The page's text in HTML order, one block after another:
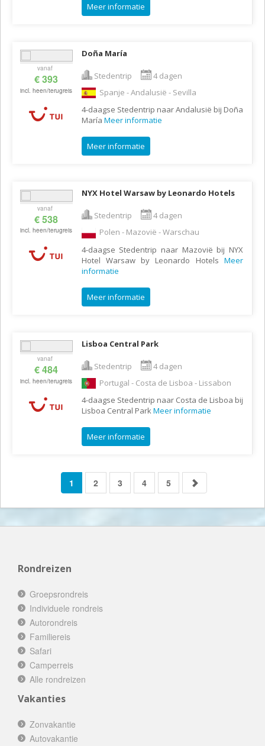
Meer informatie
vanaf
€ 393
incl. heen/terugreis
Doña María
Stedentrip
4 dagen
Spanje - Andalusië - Sevilla
4-daagse Stedentrip naar Andalusië bij Doña
María Meer informatie
Meer informatie
vanaf
€ 538
incl. heen/terugreis
NYX Hotel Warsaw by Leonardo Hotels
Stedentrip
4 dagen
Polen - Mazovië - Warschau
4-daagse Stedentrip naar Mazovië bij NYX
Hotel Warsaw by Leonardo Hotels Meer
informatie
Meer informatie
vanaf
€ 484
incl. heen/terugreis
Lisboa Central Park
Stedentrip
4 dagen
Portugal - Costa de Lisboa - Lissabon
4-daagse Stedentrip naar Costa de Lisboa bij
Lisboa Central ParkMeer informatie
Meer informatie
1 2 3 4 5
Rondreizen
Groepsrondreis
Individuele rondreis
Autorondreis
Familiereis
Safari
Camperreis
Alle rondreizen
Vakanties
Zonvakantie
Autovakantie